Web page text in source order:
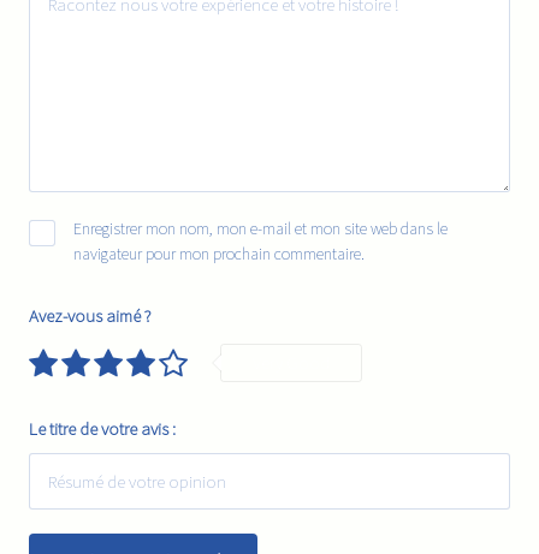
Enregistrer mon nom, mon e-mail et mon site web dans le
navigateur pour mon prochain commentaire.
Avez-vous aimé ?
Le titre de votre avis :